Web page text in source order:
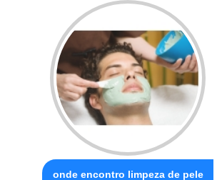
onde encontro limpeza de pele